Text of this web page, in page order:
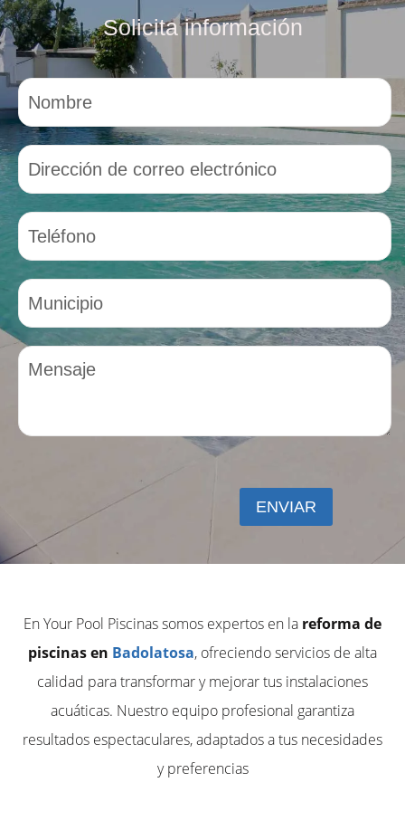
Solicita información
En Your Pool Piscinas somos expertos en la reforma de
piscinas en Badolatosa, ofreciendo servicios de alta
calidad para transformar y mejorar tus instalaciones
acuáticas. Nuestro equipo profesional garantiza
resultados espectaculares, adaptados a tus necesidades
y preferencias